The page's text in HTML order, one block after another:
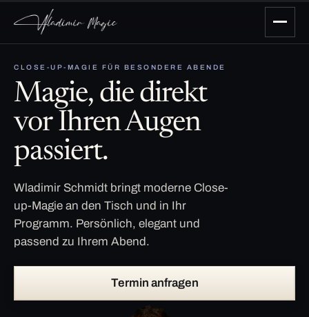
CLOSE-UP-MAGIE FÜR BESONDERE ABENDE
Magie, die direkt
vor Ihren Augen
passiert.
Wladimir Schmidt bringt moderne Close-
up-Magie an den Tisch und in Ihr
Programm. Persönlich, elegant und
passend zu Ihrem Abend.
Termin anfragen